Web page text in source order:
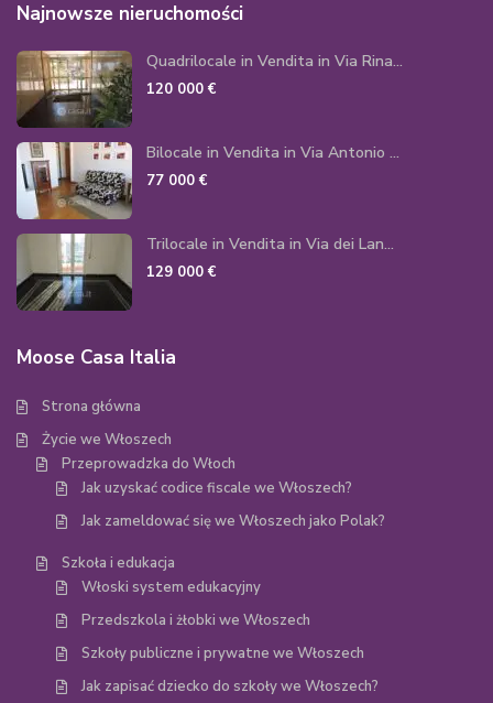
Najnowsze nieruchomości
Quadrilocale in Vendita in Via Rina...
120 000 €
Bilocale in Vendita in Via Antonio ...
77 000 €
Trilocale in Vendita in Via dei Lan...
129 000 €
Moose Casa Italia
Strona główna
Życie we Włoszech
Przeprowadzka do Włoch
Jak uzyskać codice fiscale we Włoszech?
Jak zameldować się we Włoszech jako Polak?
Szkoła i edukacja
Włoski system edukacyjny
Przedszkola i żłobki we Włoszech
Szkoły publiczne i prywatne we Włoszech
Jak zapisać dziecko do szkoły we Włoszech?